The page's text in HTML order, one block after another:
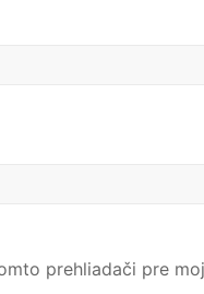
prehliadači pre